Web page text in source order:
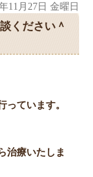
11月27日 金曜日
ください＾
ています。
治療いたしま